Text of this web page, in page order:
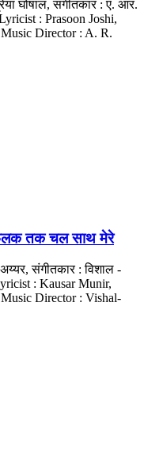
घोषाल, संगीतकार : ए. आर.
: Prasoon Joshi,
Director : A. R.
तक चल साथ मेरे
संगीतकार : विशाल -
: Kausar Munir,
Director : Vishal-